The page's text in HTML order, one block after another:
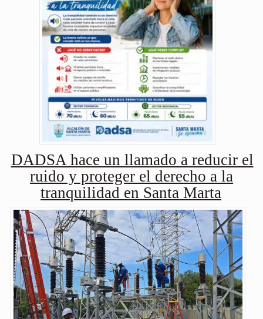
DADSA hace un llamado a reducir el
ruido y proteger el derecho a la
tranquilidad en Santa Marta